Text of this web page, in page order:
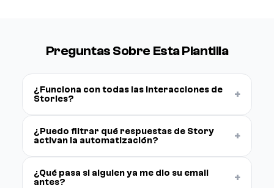
Preguntas Sobre Esta Plantilla
¿Funciona con todas las interacciones de
Stories?
+
¿Puedo filtrar qué respuestas de Story
activan la automatización?
+
¿Qué pasa si alguien ya me dio su email
antes?
+